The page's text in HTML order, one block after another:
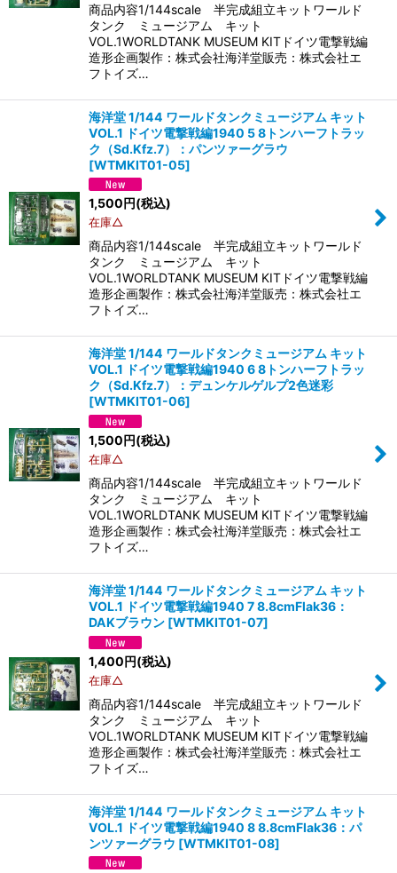
商品内容1/144scale 半完成組立キットワールド
タンク ミュージアム キット
VOL.1WORLDTANK MUSEUM KITドイツ電撃戦編
造形企画製作：株式会社海洋堂販売：株式会社エ
フトイズ…
海洋堂 1/144 ワールドタンクミュージアム キット
VOL.1 ドイツ電撃戦編1940 5 8トンハーフトラッ
ク（Sd.Kfz.7）：パンツァーグラウ
[WTMKIT01-05]
1,500円(税込)
在庫△
商品内容1/144scale 半完成組立キットワールド
タンク ミュージアム キット
VOL.1WORLDTANK MUSEUM KITドイツ電撃戦編
造形企画製作：株式会社海洋堂販売：株式会社エ
フトイズ…
海洋堂 1/144 ワールドタンクミュージアム キット
VOL.1 ドイツ電撃戦編1940 6 8トンハーフトラッ
ク（Sd.Kfz.7）：デュンケルゲルプ2色迷彩
[WTMKIT01-06]
1,500円(税込)
在庫△
商品内容1/144scale 半完成組立キットワールド
タンク ミュージアム キット
VOL.1WORLDTANK MUSEUM KITドイツ電撃戦編
造形企画製作：株式会社海洋堂販売：株式会社エ
フトイズ…
海洋堂 1/144 ワールドタンクミュージアム キット
VOL.1 ドイツ電撃戦編1940 7 8.8cmFlak36：
DAKブラウン [WTMKIT01-07]
1,400円(税込)
在庫△
商品内容1/144scale 半完成組立キットワールド
タンク ミュージアム キット
VOL.1WORLDTANK MUSEUM KITドイツ電撃戦編
造形企画製作：株式会社海洋堂販売：株式会社エ
フトイズ…
海洋堂 1/144 ワールドタンクミュージアム キット
VOL.1 ドイツ電撃戦編1940 8 8.8cmFlak36：パ
ンツァーグラウ [WTMKIT01-08]